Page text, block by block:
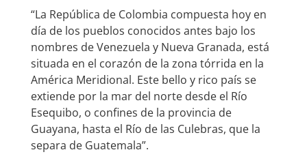
“La República de Colombia compuesta hoy en
día de los pueblos conocidos antes bajo los
nombres de Venezuela y Nueva Granada, está
situada en el corazón de la zona tórrida en la
América Meridional. Este bello y rico país se
extiende por la mar del norte desde el Río
Esequibo, o confines de la provincia de
Guayana, hasta el Río de las Culebras, que la
separa de Guatemala”.